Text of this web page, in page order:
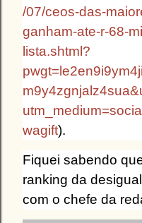
/07/ceos-das-
ganham-ate-r-68-
lista.shtml?
wagift).
Fiquei sabendo
ranking da
com o chefe da